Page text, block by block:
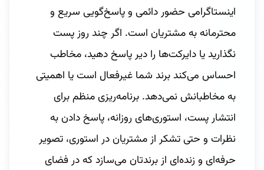
اینستاگرامی حضور دائمی و پاسخ‌گویی سریع و
محترمانه به مشتریان است. اگر چند روز پست
نگذارید یا دایرکت‌ها را دیر پاسخ دهید، مخاطب
احساس می‌کند برند شما غیرفعال است یا اهمیتی
به مخاطبانش نمی‌دهد. برنامه‌ریزی منظم برای
انتشار پست، استوری‌های روزانه، پاسخ دادن به
نظرات و حتی تشکر از مشتریان در استوری، تصویر
حرفه‌ای و زنده‌ای از برندتان می‌سازد که در فضای